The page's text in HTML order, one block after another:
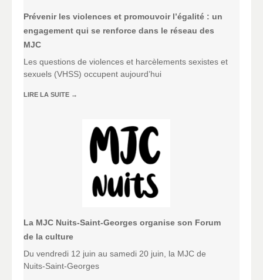
Prévenir les violences et promouvoir l’égalité : un
engagement qui se renforce dans le réseau des
MJC
Les questions de violences et harcèlements sexistes et
sexuels (VHSS) occupent aujourd’hui
LIRE LA SUITE →
La MJC Nuits-Saint-Georges organise son Forum
de la culture
Du vendredi 12 juin au samedi 20 juin, la MJC de
Nuits-Saint-Georges